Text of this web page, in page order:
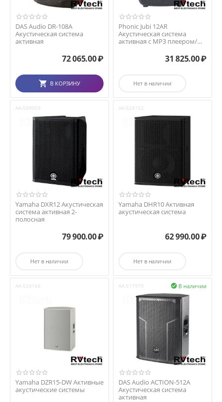
DAS Audio DR-108A
Акустическая система
активная
72 065.00₽
В КОРЗИНУ
Phonic Jubi 12AR
Акустическая система
активная с MP3 плеером/
31 825.00₽
Нет в наличии
AA-509009
Yamaha DXR12 Акустическая
система активная 2-
полосная
79 900.00₽
Нет в наличии
AA-524152
Yamaha DHR10 Активная
акустическая система
62 990.00₽
Нет в наличии
AA-524166
Yamaha DZR15-DW Активные
акустические системы
AA-517970 В наличии

DAS Audio ACTION-512A
Акустическая система
активная